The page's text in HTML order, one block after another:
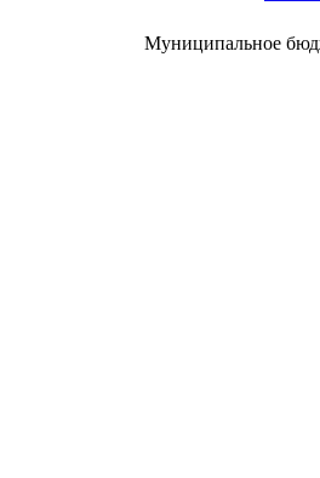
Муниципальное